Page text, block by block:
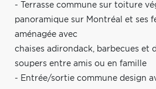
- Terrasse commune sur toiture
panoramique sur Montréal et ses
aménagée avec
chaises adirondack, barbecues et
soupers entre amis ou en famille
- Entrée/sortie commune design